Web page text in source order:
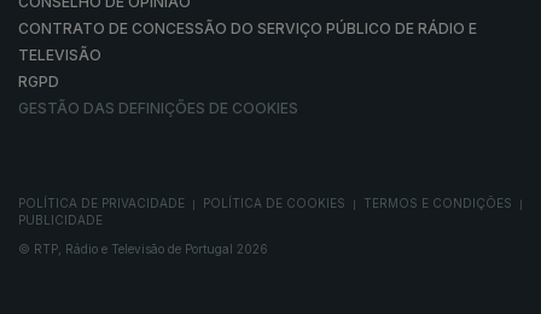
CONTRATO DE CONCESSÃO DO SERVIÇO PÚBLICO DE RÁDIO E
TELEVISÃO
RGPD
GESTÃO DAS DEFINIÇÕES DE COOKIES
POLÍTICA DE PRIVACIDADE POLÍTICA DE COOKIES TERMOS E CONDIÇÕES
PUBLICIDADE
© RTP, Rádio e Televisão de Portugal 2026